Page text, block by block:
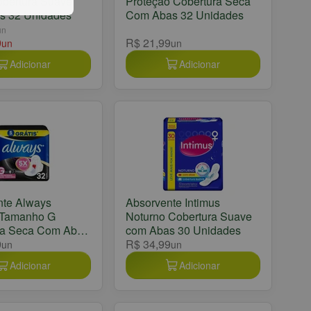
32 Unidades
un
Adicionar
Com Abas 32 Unidades
R$ 21,99un
Adicionar
Always
G
Seca Com Abas
un
Adicionar
Absorvente Intimus
Noturno Cobertura Suave
com Abas 30 Unidades
R$ 34,99un
Adicionar